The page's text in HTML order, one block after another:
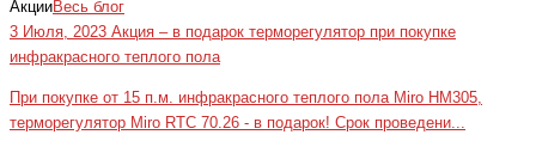
АкцииВесь блог
3 Июля, 2023 Акция – в подарок терморегулятор при покупке
инфракрасного теплого пола
При покупке от 15 п.м. инфракрасного теплого пола Miro HM305,
терморегулятор Miro RTC 70.26 - в подарок! Срок проведени...